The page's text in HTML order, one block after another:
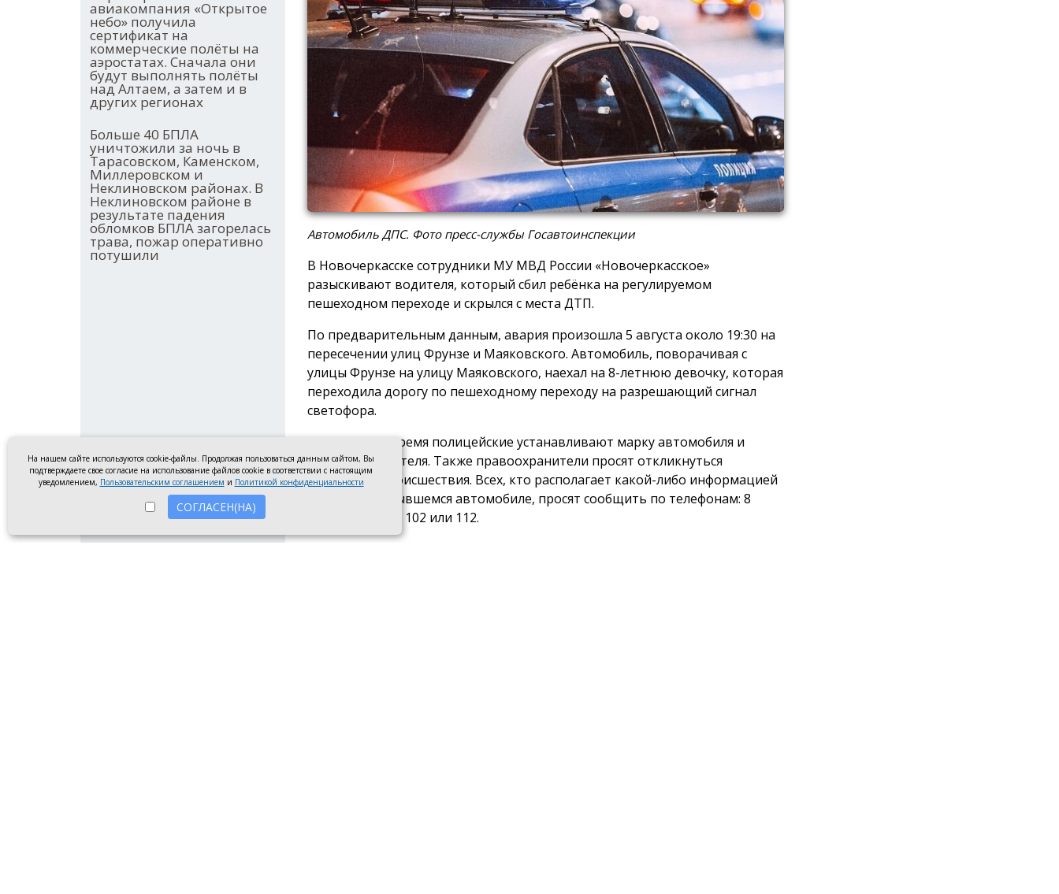
авиакомпания «Открытое
небо» получила
сертификат на
коммерческие полёты на
аэростатах. Сначала они
будут выполнять полёты
над Алтаем, а затем и в
других регионах
Больше 40 БПЛА
уничтожили за ночь в
Тарасовском, Каменском,
Миллеровском и
Неклиновском районах. В
Неклиновском районе в
результате падения
обломков БПЛА загорелась
трава, пожар оперативно
потушили
Автомобиль ДПС. Фото пресс-службы Госавтоинспекции
В Новочеркасске сотрудники МУ МВД России «Новочеркасское»
разыскивают водителя, который сбил ребёнка на регулируемом
пешеходном переходе и скрылся с места ДТП.
По предварительным данным, авария произошла 5 августа около 19:30 на
пересечении улиц Фрунзе и Маяковского. Автомобиль, поворачивая с
улицы Фрунзе на улицу Маяковского, наехал на 8-летнюю девочку, которая
переходила дорогу по пешеходному переходу на разрешающий сигнал
светофора.
В настоящее время полицейские устанавливают марку автомобиля и
личность водителя. Также правоохранители просят откликнуться
очевидцев происшествия. Всех, кто располагает какой-либо информацией
о ДТП или скрывшемся автомобиле, просят сообщить по телефонам: 8
(8635) 25-92-20, 102 или 112.
На нашем сайте используются cookie-файлы. Продолжая пользоваться данным сайтом, Вы
подтверждаете свое согласие на использование файлов cookie в соответствии с настоящим
уведомлением, Пользовательским соглашением и Политикой конфиденциальности
СОГЛАСЕН(НА)